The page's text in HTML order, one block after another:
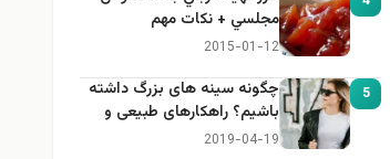
مجلسي + نكات مهم
2015-01-12
5
چگونه سینه های بزرگ داشته
باشیم؟ راهکارهای طبیعی و
خانگی برای بزرگ کردن سینه
2019-04-19